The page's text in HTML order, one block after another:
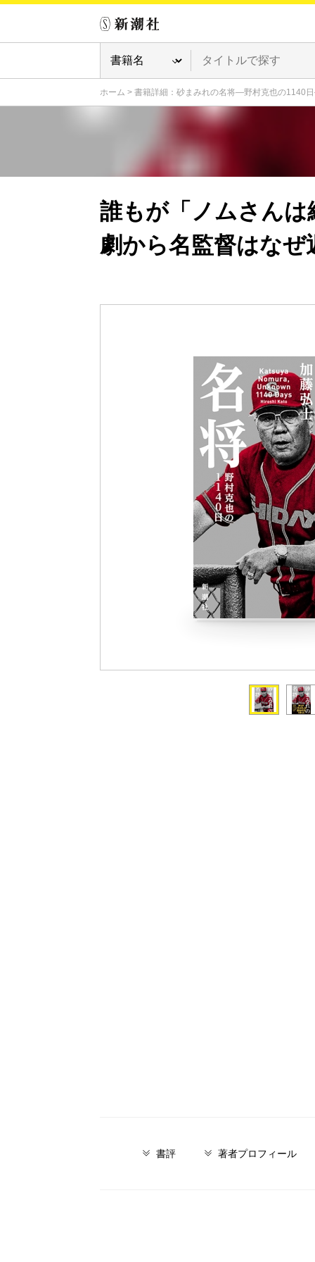
ホーム > 書籍詳細：砂まみれの名将―野村克也の1140
誰もが「ノムさん
劇から名監督はな
書評 著者プロフィール